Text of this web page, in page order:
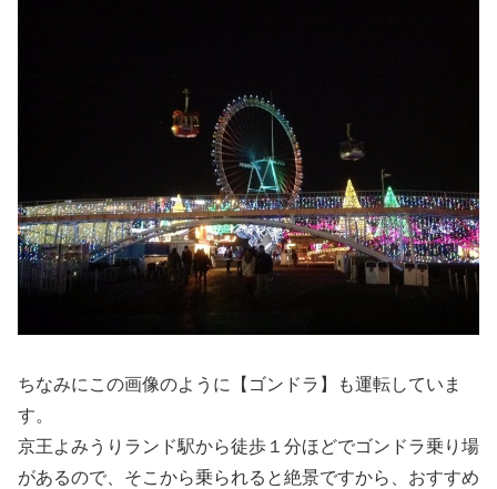
ちなみにこの画像のように【ゴンドラ】も運転していま
す。
京王よみうりランド駅から徒歩１分ほどでゴンドラ乗り場
があるので、そこから乗られると絶景ですから、おすすめ